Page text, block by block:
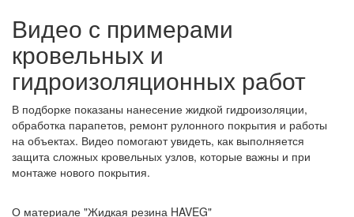
Видео с примерами
кровельных и
гидроизоляционных работ
В подборке показаны нанесение жидкой гидроизоляции,
обработка парапетов, ремонт рулонного покрытия и работы
на объектах. Видео помогают увидеть, как выполняется
защита сложных кровельных узлов, которые важны и при
монтаже нового покрытия.
О материале "Жидкая резина HAVEG"